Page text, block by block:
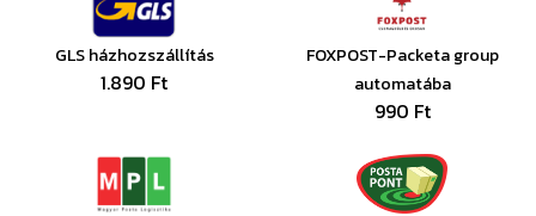
GLS házhozszállítás
1.890 Ft
FOXPOST-Packeta group
automatába
990 Ft